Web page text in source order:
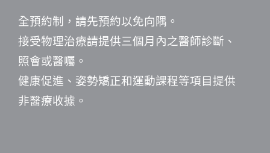
全預約制，請先預約以免向隅。
接受物理治療請提供三個月內之醫師診斷、
照會或醫囑。
健康促進、姿勢矯正和運動課程等項目提供
非醫療收據。